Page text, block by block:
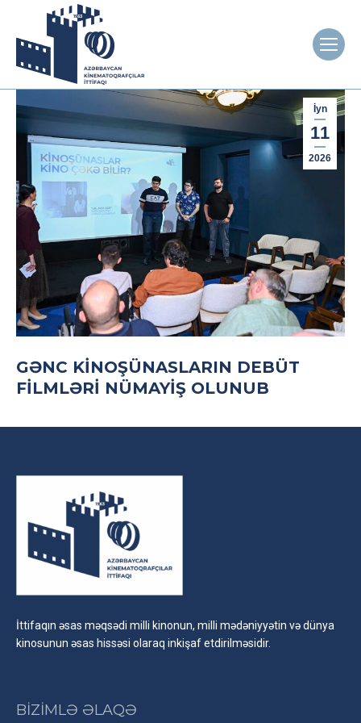
İyn
11
2026
GƏNC KINOŞÜNASLARIN DEBÜT
FILMLƏRI NÜMAYIŞ OLUNUB
İttifaqın əsas məqsədi milli kinonun, milli mədəniyyətin və dünya
kinosunun əsas hissəsi olaraq inkişaf etdirilməsidir.
BİZİMLƏ ƏLAQƏ